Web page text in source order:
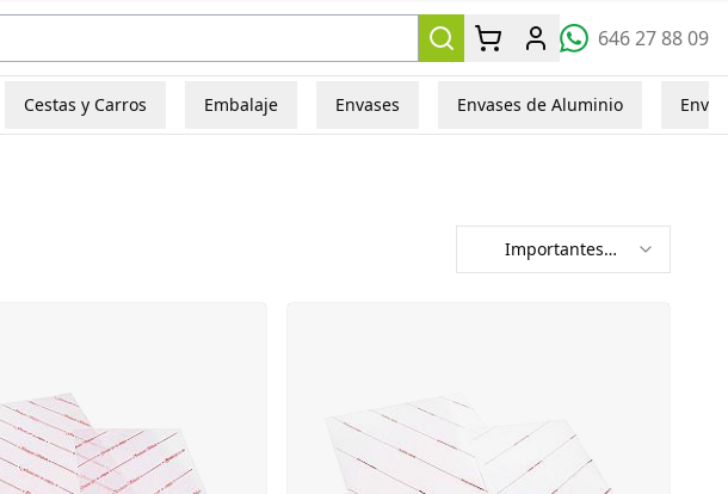
646 27 88 09
Cestas y Carros Embalaje Envases Envases de Aluminio
Importantes
primero